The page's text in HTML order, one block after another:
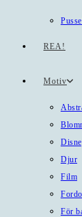
REA!
Motiv
Djur
Film
För